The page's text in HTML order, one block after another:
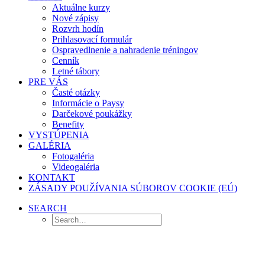
Aktuálne kurzy
Nové zápisy
Rozvrh hodín
Prihlasovací formulár
Ospravedlnenie a nahradenie tréningov
Cenník
Letné tábory
PRE VÁS
Časté otázky
Informácie o Paysy
Darčekové poukážky
Benefity
VYSTÚPENIA
GALÉRIA
Fotogaléria
Videogaléria
KONTAKT
ZÁSADY POUŽÍVANIA SÚBOROV COOKIE (EÚ)
SEARCH